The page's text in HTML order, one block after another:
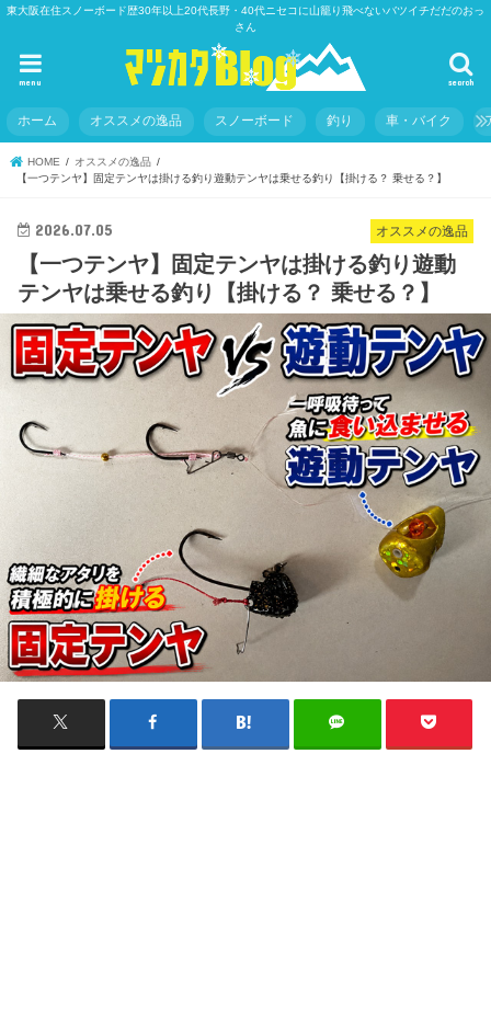
東大阪在住スノーボード歴30年以上20代長野・40代ニセコに山籠り飛べないバツイチだだのおっ
さん
search
menu
ホーム オススメの逸品 スノーボード 釣り 車・バイク
HOME
オススメの逸品
【一つテンヤ】固定テンヤは掛ける釣り遊動テンヤは乗せる釣り【掛ける？ 乗せる？】
オススメの逸品
2026.07.05
【一つテンヤ】固定テンヤは掛ける釣り遊動
テンヤは乗せる釣り【掛ける？ 乗せる？】